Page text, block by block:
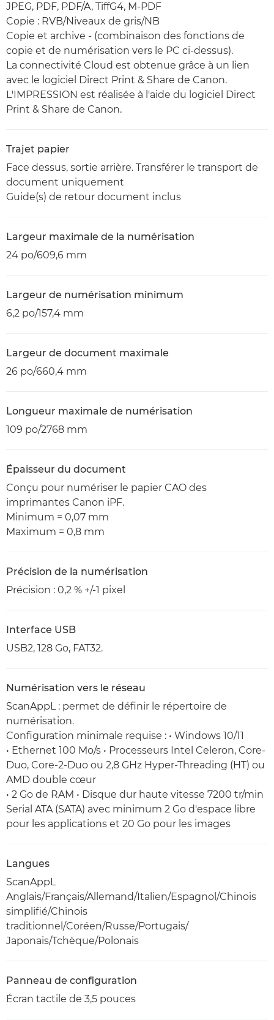
JPEG, PDF, PDF/A, TiffG4, M-PDF
Copie : RVB/Niveaux de gris/NB
Copie et archive - (combinaison des fonctions de
copie et de numérisation vers le PC ci-dessus).
La connectivité Cloud est obtenue grâce à un lien
avec le logiciel Direct Print & Share de Canon.
L'IMPRESSION est réalisée à l'aide du logiciel Direct
Print & Share de Canon.
Trajet papier
Face dessus, sortie arrière. Transférer le transport de
document uniquement
Guide(s) de retour document inclus
Largeur maximale de la numérisation
24 po/609,6 mm
Largeur de numérisation minimum
6,2 po/157,4 mm
Largeur de document maximale
26 po/660,4 mm
Longueur maximale de numérisation
109 po/2768 mm
Épaisseur du document
Conçu pour numériser le papier CAO des
imprimantes Canon iPF.
Minimum = 0,07 mm
Maximum = 0,8 mm
Précision de la numérisation
Précision : 0,2 % +/-1 pixel
Interface USB
USB2, 128 Go, FAT32.
Numérisation vers le réseau
ScanAppL : permet de définir le répertoire de
numérisation.
Configuration minimale requise : • Windows 10/11
• Ethernet 100 Mo/s • Processeurs Intel Celeron, Core-
Duo, Core-2-Duo ou 2,8 GHz Hyper-Threading (HT) ou
AMD double cœur
• 2 Go de RAM • Disque dur haute vitesse 7200 tr/min
Serial ATA (SATA) avec minimum 2 Go d'espace libre
pour les applications et 20 Go pour les images
Langues
ScanAppL
Anglais/Français/Allemand/Italien/Espagnol/Chinois
simplifié/Chinois
traditionnel/Coréen/Russe/Portugais/
Japonais/Tchèque/Polonais
Panneau de configuration
Écran tactile de 3,5 pouces